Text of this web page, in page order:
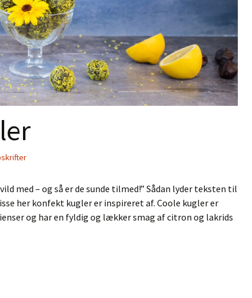
med – og så er de sunde tilmed!” Sådan lyder teksten til
her konfekt kugler er inspireret af. Coole kugler er
og har en fyldig og lækker smag af citron og lakrids